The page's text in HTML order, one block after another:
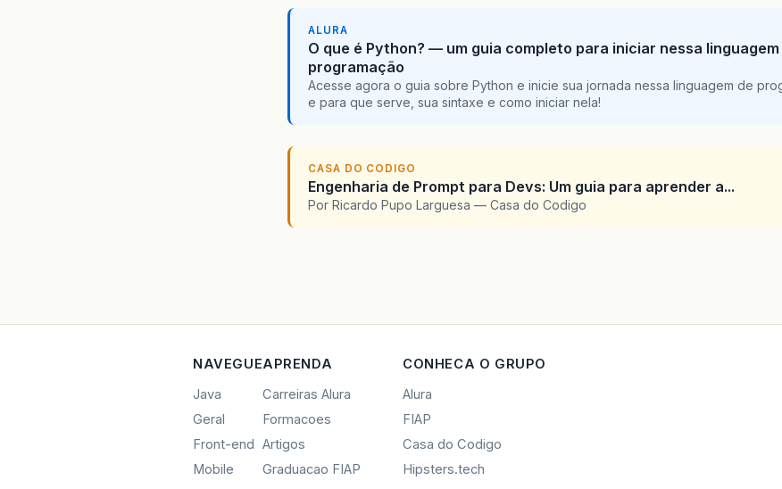
ALURA
O que é Python? — um guia completo para iniciar nessa linguagem
programação
Acesse agora o guia sobre Python e inicie sua jornada nessa linguagem de
e para que serve, sua sintaxe e como iniciar nela!
CASA DO CODIGO
Engenharia de Prompt para Devs: Um guia para aprender a...
Por Ricardo Pupo Larguesa — Casa do Codigo
NAVEGUE
Java
Geral
Front-end
Mobile
APRENDA
Carreiras Alura
Formacoes
Artigos
Graduacao FIAP
CONHECA O GRUPO
Alura
FIAP
Casa do Codigo
Hipsters.tech